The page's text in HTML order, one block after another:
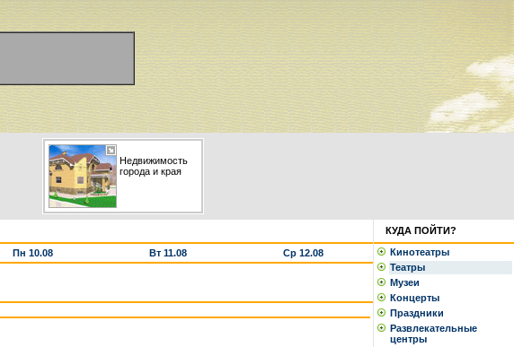
Недвижимость
города и края
Пн 10.08 Вт 11.08
Ср 12.08
КУДА ПОЙТИ?
Кинотеатры
Театры
Музеи
Концерты
Праздники
Развлекательные
центры